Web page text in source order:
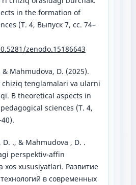
in the formation of
(Т. 4, Выпуск 7, сс. 74–
zenodo.15186643
Mahmudova, D. (2025).
tenglamalari va ularni
В theoretical aspects in
sciences (Т. 4,
., & Mahmudova , D. .
perspektiv-affin
xos xususiyatlari. Развитие
в современных